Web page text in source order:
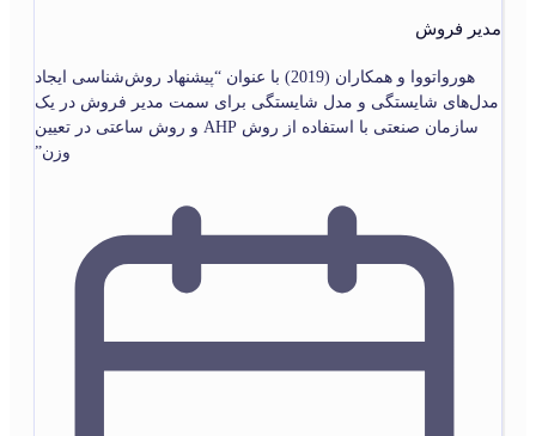
مدیر فروش
هورواتووا و همکاران (2019) با عنوان “پیشنهاد روش‌شناسی ایجاد
مدل‌های شایستگی و مدل شایستگی برای سمت مدیر فروش در یک
سازمان صنعتی با استفاده از روش AHP و روش ساعتی در تعیین
وزن”